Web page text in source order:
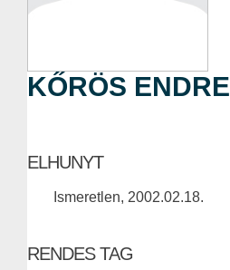
KŐRÖS ENDRE
ELHUNYT
Ismeretlen, 2002.02.18.
RENDES TAG